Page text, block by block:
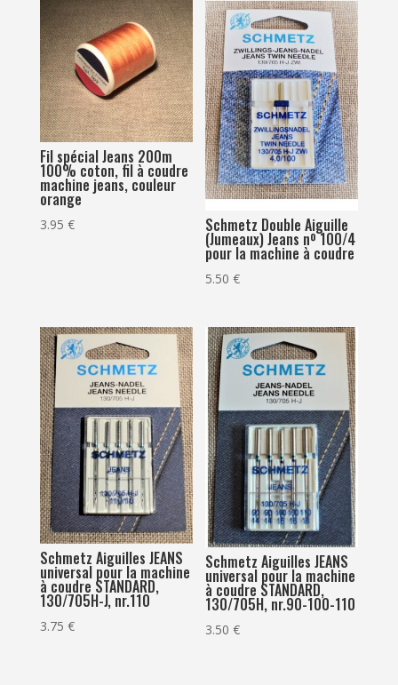
Fil spécial Jeans 200m
100% coton, fil à coudre
machine jeans, couleur
orange
3.95 € Schmetz Double Aiguille
(Jumeaux) Jeans nº 100/4
pour la machine à coudre
5.50€
Schmetz Aiguilles JEANS
universal pour la machine
à coudre STANDARD,
130/705H-J, nr.110
3.75 €
Schmetz Aiguilles JEANS
universal pour la machine
à coudre STANDARD,
130/705H, nr.90-100-110
3.50€